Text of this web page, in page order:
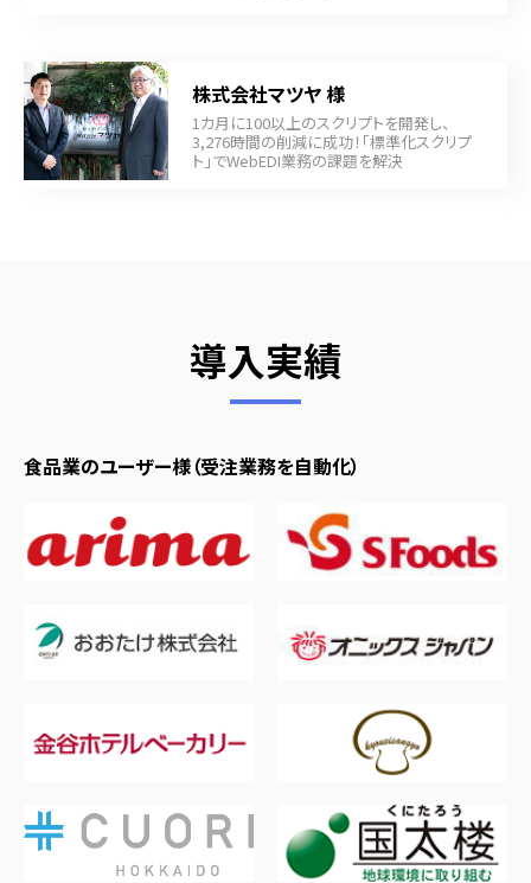
株式会社マツヤ 様
1カ月に100以上のスクリプトを開発し、
3,276時間の削減に成功！「標準化スクリプ
ト」でWebEDI業務の課題を解決
導入実績
食品業のユーザー様（受注業務を自動化）